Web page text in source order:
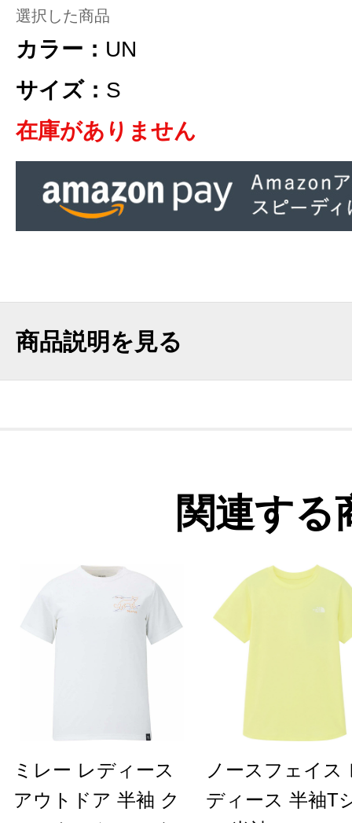
選択した商品
カラー： UN
サイズ： S
在庫がありません
商品説明を見る
関連する
ミレー レディース
アウトドア 半袖 ク
ノースフェイス
ディース 半袖T